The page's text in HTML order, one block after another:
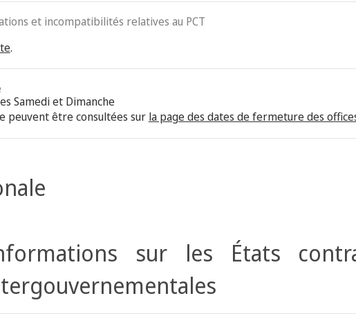
et incompatibilités relatives au PCT
.
Samedi et Dimanche
peuvent être consultées sur la page des dates de fermeture des
sur les États